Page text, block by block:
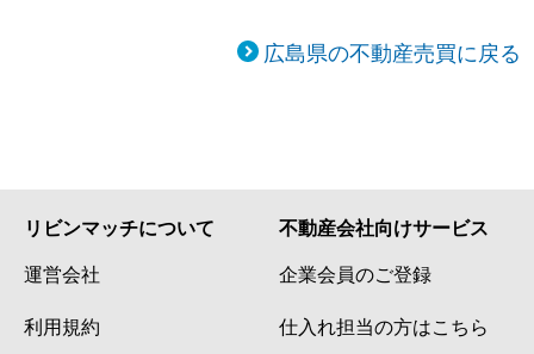
広島県の不動産売買に戻る
リビンマッチについて
運営会社
利用規約
不動産会社向けサービス
企業会員のご登録
仕入れ担当の方はこちら